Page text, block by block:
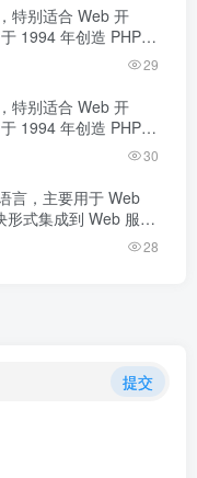
特别适合 Web 开
1994 年创造 PHP，
访问量。如今 PHP 驱
29
特别适合 Web 开
1994 年创造 PHP，
访问量。如今 PHP 驱
30
言，主要用于 Web
形式集成到 Web 服务
行 PHP 代码，生成动
28
提交